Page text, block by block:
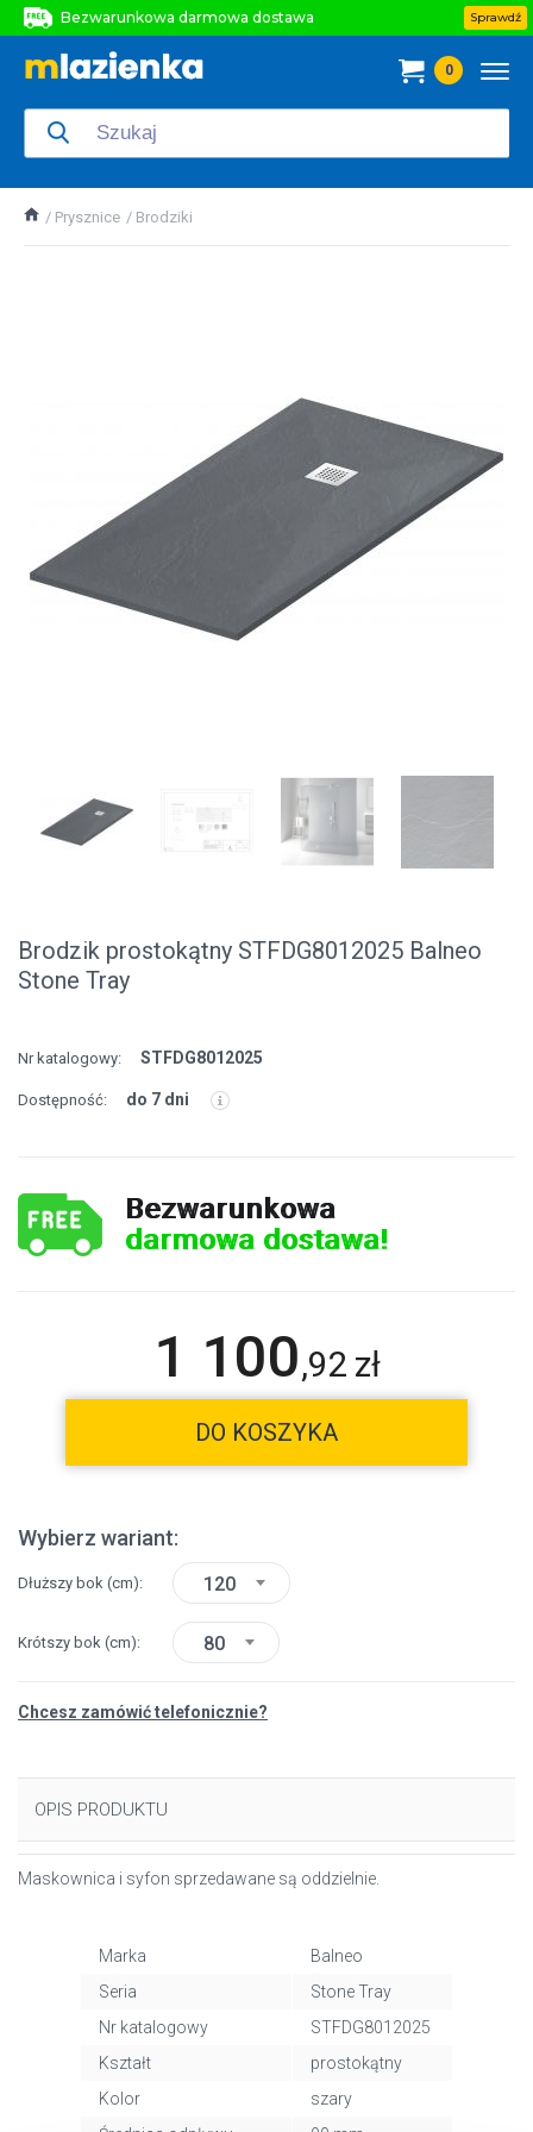
Bezwarunkowa darmowa dostawa
Bezwarunkowa darmowa dostawa
Sprawdź
0
Prysznice Brodziki
Brodzik prostokątny STFDG8012025 Balneo
Stone Tray
Nr katalogowy: STFDG8012025
Dostępność: do 7 dni
Bezwarunkowa
darmowa dostawa!
1 100,92 zł
DO KOSZYKA
Wybierz wariant:
Dłuższy bok (cm) 120
Krótszy bok (cm) 80
Chcesz zamówić telefonicznie?
OPIS PRODUKTU
Maskownica i syfon sprzedawane są oddzielnie.
Marka
Balneo
Seria
Stone Tray
Nr katalogowy
STFDG8012025
Kształt
prostokątny
Kolor
szary